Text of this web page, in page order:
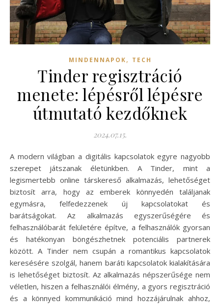
MINDENNAPOK, TECH
Tinder regisztráció
menete: lépésről lépésre
útmutató kezdőknek
2024.07.15.
A modern világban a digitális kapcsolatok egyre nagyobb
szerepet játszanak életünkben. A Tinder, mint a
legismertebb online társkereső alkalmazás, lehetőséget
biztosít arra, hogy az emberek könnyedén találjanak
egymásra, felfedezzenek új kapcsolatokat és
barátságokat. Az alkalmazás egyszerűségére és
felhasználóbarát felületére építve, a felhasználók gyorsan
és hatékonyan böngészhetnek potenciális partnerek
között. A Tinder nem csupán a romantikus kapcsolatok
keresésére szolgál, hanem baráti kapcsolatok kialakítására
is lehetőséget biztosít. Az alkalmazás népszerűsége nem
véletlen, hiszen a felhasználói élmény, a gyors regisztráció
és a könnyed kommunikáció mind hozzájárulnak ahhoz,